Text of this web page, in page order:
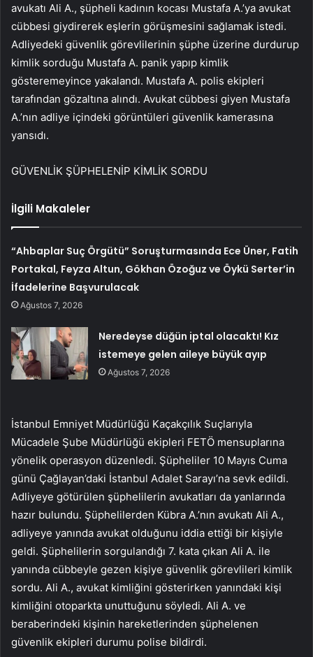
avukatı Ali A., şüpheli kadının kocası Mustafa A.’ya avukat
cübbesi giydirerek eşlerin görüşmesini sağlamak istedi.
Adliyedeki güvenlik görevlilerinin şüphe üzerine durdurup
kimlik sorduğu Mustafa A. panik yapıp kimlik
gösteremeyince yakalandı. Mustafa A. polis ekipleri
tarafından gözaltına alındı. Avukat cübbesi giyen Mustafa
A.’nın adliye içindeki görüntüleri güvenlik kamerasına
yansıdı.
GÜVENLİK ŞÜPHELENİP KİMLİK SORDU
İlgili Makaleler
“Ahbaplar Suç Örgütü” Soruşturmasında Ece Üner, Fatih
Portakal, Feyza Altun, Gökhan Özoğuz ve Öykü Serter’in
İfadelerine Başvurulacak
Ağustos 7, 2026
Neredeyse düğün iptal olacaktı! Kız
istemeye gelen aileye büyük ayıp
Ağustos 7, 2026
İstanbul Emniyet Müdürlüğü Kaçakçılık Suçlarıyla
Mücadele Şube Müdürlüğü ekipleri FETÖ mensuplarına
yönelik operasyon düzenledi. Şüpheliler 10 Mayıs Cuma
günü Çağlayan’daki İstanbul Adalet Sarayı’na sevk edildi.
Adliyeye götürülen şüphelilerin avukatları da yanlarında
hazır bulundu. Şüphelilerden Kübra A.’nın avukatı Ali A.,
adliyeye yanında avukat olduğunu iddia ettiği bir kişiyle
geldi. Şüphelilerin sorgulandığı 7. kata çıkan Ali A. ile
yanında cübbeyle gezen kişiye güvenlik görevlileri kimlik
sordu. Ali A., avukat kimliğini gösterirken yanındaki kişi
kimliğini otoparkta unuttuğunu söyledi. Ali A. ve
beraberindeki kişinin hareketlerinden şüphelenen
güvenlik ekipleri durumu polise bildirdi.